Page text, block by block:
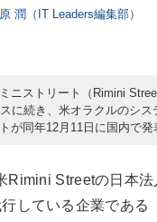
潤（IT Leaders編集部）
ニストリート（Rimini
に続き、米オラクルのシ
が同年12月11日に国内で発
Rimini Streetの日本
している企業である